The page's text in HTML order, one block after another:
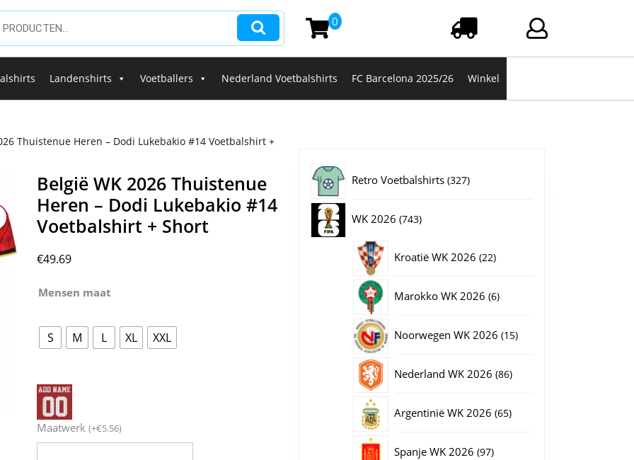
Winkelwagen
0
Landenshirts Voetballers Nederland Voetbalshirts FC Barcelona 2025/26 Winkel
Thuistenue Heren – Dodi Lukebakio #14 Voetbalshirt +
België WK 2026 Thuistenue
Heren – Dodi Lukebakio #14
Voetbalshirt + Short
€49.69
Mensen maat
S M L XL XXL
Maatwerk(+€5.56)
Retro Voetbalshirts 327327
WK 2026 743743
Kroatië WK 2026 2222
Marokko WK 2026 66
Noorwegen WK 2026 1515
Nederland WK 2026 8686
Argentinië WK 2026 6565
Spanje WK 2026 9797